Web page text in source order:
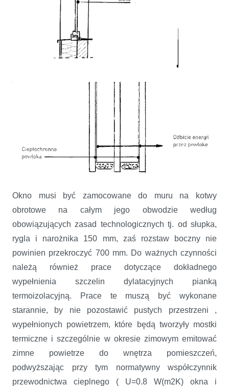
Okno musi być zamocowane do muru na kotwy
obrotowe na całym jego obwodzie według
obowiązujących zasad technologicznych tj. od słupka,
rygla i narożnika 150 mm, zaś rozstaw boczny nie
powinien przekroczyć 700 mm. Do ważnych czynności
należą również prace dotyczące dokładnego
wypełnienia szczelin dylatacyjnych pianką
termoizolacyjną. Prace te muszą być wykonane
starannie, by nie pozostawić pustych przestrzeni ,
wypełnionych powietrzem, które będą tworzyły mostki
termiczne i szczególnie w okresie zimowym emitować
zimne powietrze do wnętrza pomieszczeń,
podwyższając przy tym normatywny współczynnik
przewodnictwa cieplnego ( U=0.8 W(m2K) okna i